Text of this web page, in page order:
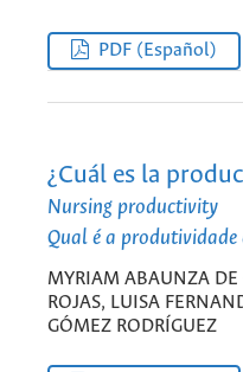
PDF (Español)
¿Cuál es la
Nursing productivity
Qual é a produtividade
MYRIAM ABAUNZA DE
ROJAS, LUISA
GÓMEZ RODRÍGUEZ